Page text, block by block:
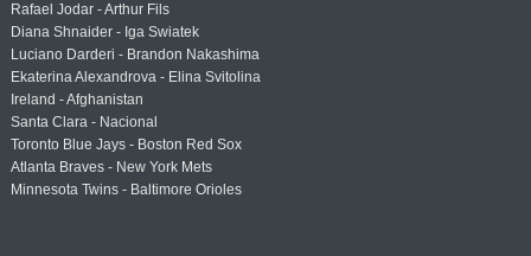
Rafael Jodar - Arthur Fils
Diana Shnaider - Iga Swiatek
Luciano Darderi - Brandon Nakashima
Ekaterina Alexandrova - Elina Svitolina
Ireland - Afghanistan
Santa Clara - Nacional
Toronto Blue Jays - Boston Red Sox
Atlanta Braves - New York Mets
Minnesota Twins - Baltimore Orioles